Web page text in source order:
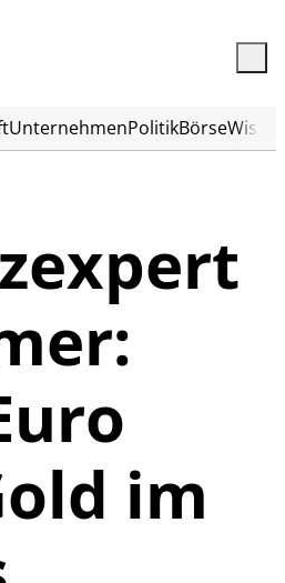
UnternehmenPolitikBörse
im